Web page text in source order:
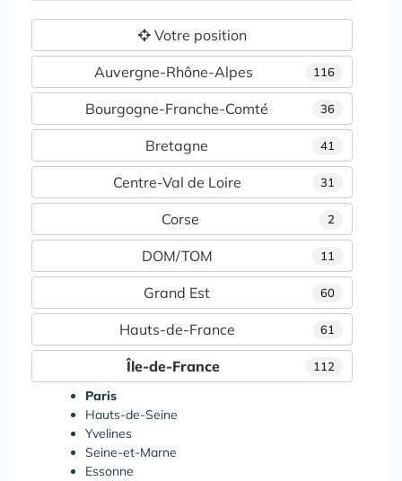
Votre position
116
Auvergne-Rhône-Alpes
36
Bourgogne-Franche-Comté
41
Bretagne
31
Centre-Val de Loire
2
Corse
11
DOM/TOM
60
Grand Est
61
Hauts-de-France
112
Île-de-France
Paris
Hauts-de-Seine
Yvelines
Seine-et-Marne
Essonne